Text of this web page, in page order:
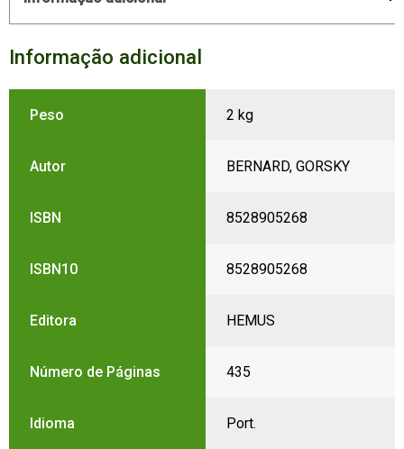
Informação adicional
Peso 2 kg
Autor BERNARD, GORSKY
ISBN 8528905268
ISBN10 8528905268
Editora HEMUS
Número de Páginas 435
Idioma Port.